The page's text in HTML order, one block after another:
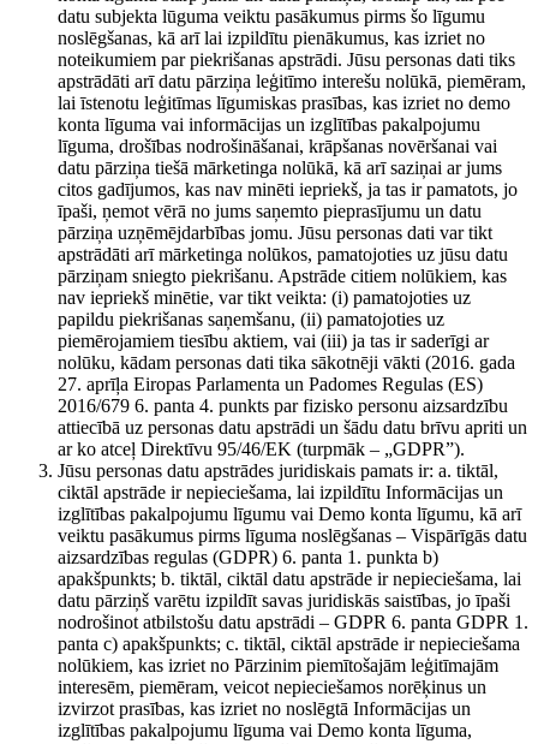
datu subjekta lūguma veiktu pasākumus pirms šo līgumu
noslēgšanas, kā arī lai izpildītu pienākumus, kas izriet no
noteikumiem par piekrišanas apstrādi. Jūsu personas dati tiks
apstrādāti arī datu pārziņa leģitīmo interešu nolūkā, piemēram,
lai īstenotu leģitīmas līgumiskas prasības, kas izriet no demo
konta līguma vai informācijas un izglītības pakalpojumu
līguma, drošības nodrošināšanai, krāpšanas novēršanai vai
datu pārziņa tiešā mārketinga nolūkā, kā arī saziņai ar jums
citos gadījumos, kas nav minēti iepriekš, ja tas ir pamatots, jo
īpaši, ņemot vērā no jums saņemto pieprasījumu un datu
pārziņa uzņēmējdarbības jomu. Jūsu personas dati var tikt
apstrādāti arī mārketinga nolūkos, pamatojoties uz jūsu datu
pārziņam sniegto piekrišanu. Apstrāde citiem nolūkiem, kas
nav iepriekš minētie, var tikt veikta: (i) pamatojoties uz
papildu piekrišanas saņemšanu, (ii) pamatojoties uz
piemērojamiem tiesību aktiem, vai (iii) ja tas ir saderīgi ar
nolūku, kādam personas dati tika sākotnēji vākti (2016. gada
27. aprīļa Eiropas Parlamenta un Padomes Regulas (ES)
2016/679 6. panta 4. punkts par fizisko personu aizsardzību
attiecībā uz personas datu apstrādi un šādu datu brīvu apriti un
ar ko atceļ Direktīvu 95/46/EK (turpmāk – „GDPR”).
Jūsu personas datu apstrādes juridiskais pamats ir: a. tiktāl,
ciktāl apstrāde ir nepieciešama, lai izpildītu Informācijas un
izglītības pakalpojumu līgumu vai Demo konta līgumu, kā arī
veiktu pasākumus pirms līguma noslēgšanas – Vispārīgās datu
aizsardzības regulas (GDPR) 6. panta 1. punkta b)
apakšpunkts; b. tiktāl, ciktāl datu apstrāde ir nepieciešama, lai
datu pārziņš varētu izpildīt savas juridiskās saistības, jo īpaši
nodrošinot atbilstošu datu apstrādi – GDPR 6. panta GDPR 1.
panta c) apakšpunkts; c. tiktāl, ciktāl apstrāde ir nepieciešama
nolūkiem, kas izriet no Pārzinim piemītošajām leģitīmajām
interesēm, piemēram, veicot nepieciešamos norēķinus un
izvirzot prasības, kas izriet no noslēgtā Informācijas un
izglītības pakalpojumu līguma vai Demo konta līguma,